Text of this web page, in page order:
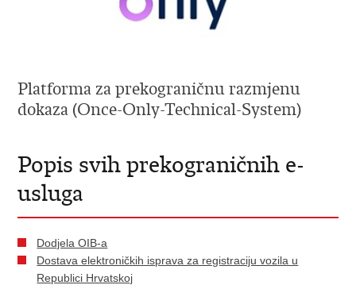
Platforma za prekograničnu razmjenu
dokaza (Once-Only-Technical-System)
Popis svih prekograničnih e-
usluga
Dodjela OIB-a
Dostava elektroničkih isprava za registraciju vozila u
Republici Hrvatskoj